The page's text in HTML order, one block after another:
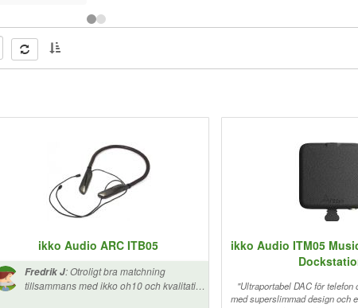
ikko Audio ARC ITB05
Fredrik J:Otroligt bra matchning
tillsammans med ikko oh10 och kvalitativ
ikko Audio ITM05
"Ultraportabel DAC för telefon
med superslimmad design och